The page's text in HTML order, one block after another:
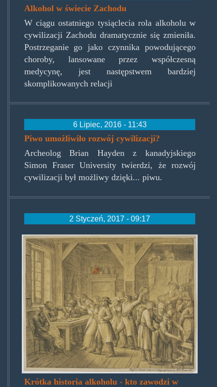
Alkohol w świecie Zachodu
W ciągu ostatniego tysiąclecia rola alkoholu w
cywilizacji Zachodu dramatycznie się zmieniła.
Postrzeganie go jako czynnika powodującego
choroby, lansowane przez współczesną
medycynę, jest następstwem bardziej
skomplikowanych relacji
6 Lipiec, 2016 - 11:43
Piwo umożliwiło rozwój cywilizacji?
Archeolog Brian Hayden z kanadyjskiego
Simon Fraser University twierdzi, że rozwój
cywilizacji był możliwy dzięki... piwu.
2 Styczeń, 2017 - 09:17
karczma.jpg
Krótka historia alkoholu - kto zawodzi w